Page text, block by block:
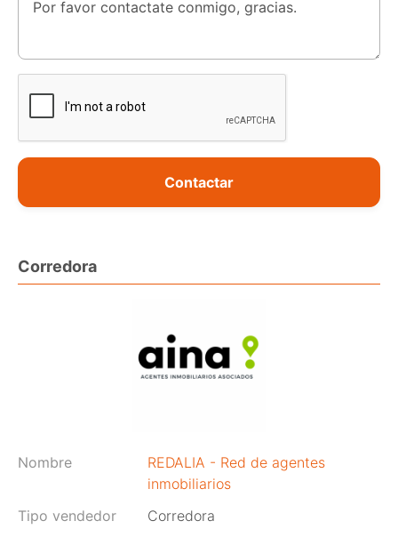
Contactar
Corredora
Nombre
REDALIA - Red de agentes
inmobiliarios
Tipo vendedor
Corredora